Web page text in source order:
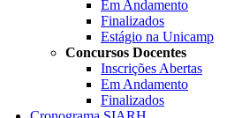
Em Andamento
Finalizados
Estágio na Unicamp
Concursos Docentes
Inscrições Abertas
Em Andamento
Finalizados